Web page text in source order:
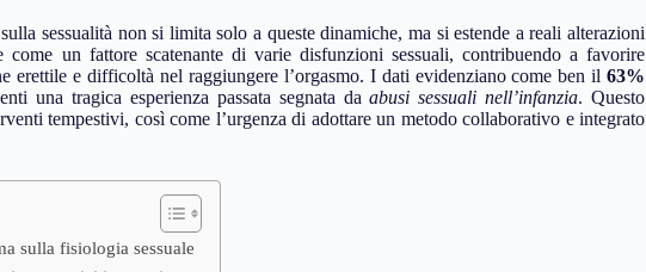
sessualità non si limita solo a queste dinamiche, ma si estende a reali alterazioni
un fattore scatenante di varie disfunzioni sessuali, contribuendo a favorire
erettile e difficoltà nel raggiungere l’orgasmo. I dati evidenziano come ben il63%
una tragica esperienza passata segnata daabusi sessuali nell’infanzia. Questo
tempestivi, così come l’urgenza di adottare un metodo collaborativo e integrato
sulla fisiologia sessuale